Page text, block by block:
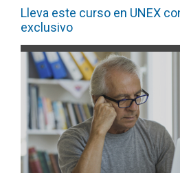
Lleva este curso en UNEX
exclusivo